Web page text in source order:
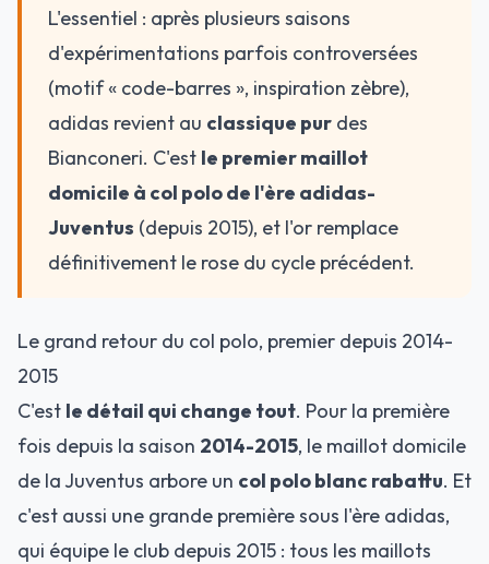
L'essentiel : après plusieurs saisons
d'expérimentations parfois controversées
(motif « code-barres », inspiration zèbre),
adidas revient au classique pur des
Bianconeri. C'est le premier maillot
domicile à col polo de l'ère adidas-
Juventus (depuis 2015), et l'or remplace
définitivement le rose du cycle précédent.
Le grand retour du col polo, premier depuis 2014-
2015
C'est le détail qui change tout. Pour la première
fois depuis la saison 2014-2015, le maillot domicile
de la Juventus arbore un col polo blanc rabattu. Et
c'est aussi une grande première sous l'ère adidas,
qui équipe le club depuis 2015 : tous les maillots